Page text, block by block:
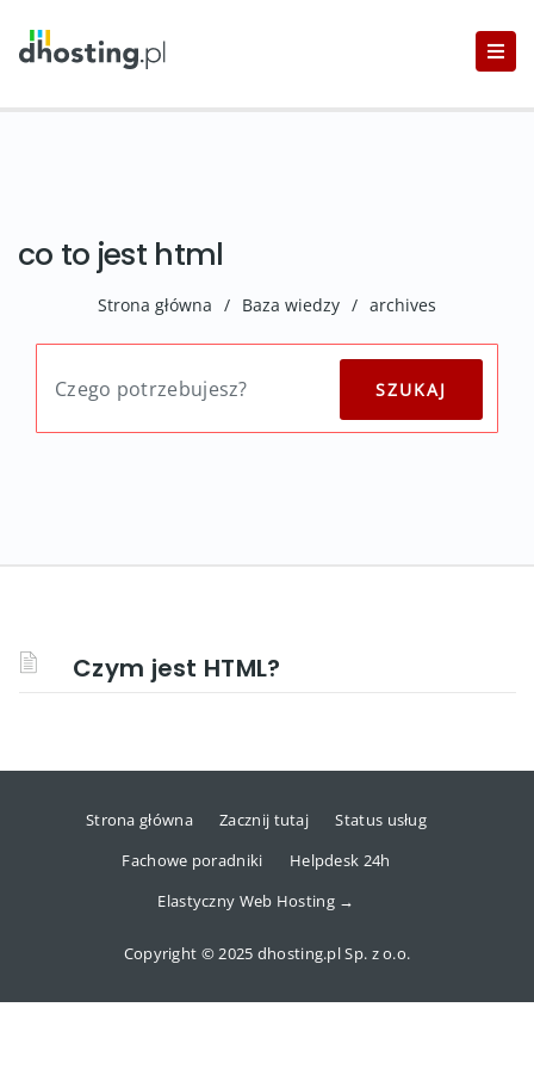
co to jest html
Strona główna / Baza wiedzy / archives
Czym jest HTML?
Strona główna Zacznij tutaj
Status usług
Fachowe poradniki
Helpdesk 24h
Elastyczny Web Hosting →
Copyright © 2025 dhosting.pl Sp. z o.o.